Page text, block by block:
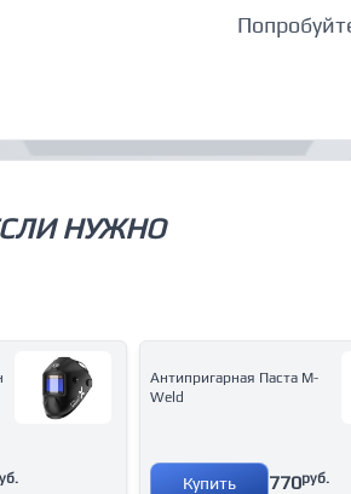
НУЖНО
Антипригарная Паста M-
Weld
Купить 770руб.